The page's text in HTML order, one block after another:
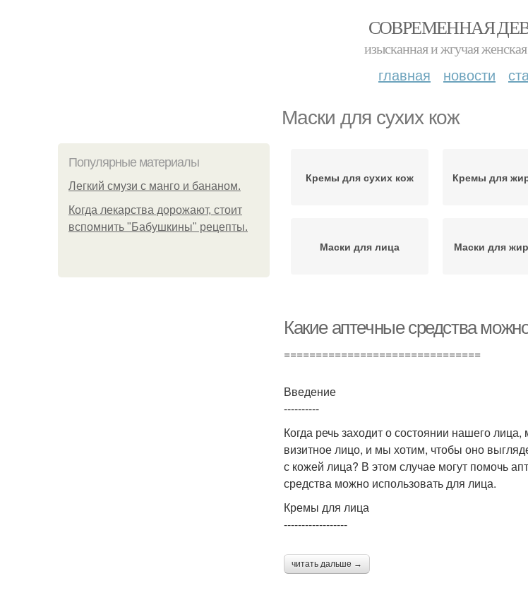
СОВРЕМЕННАЯ
изысканная и жгучая
главная новости
Маски для сухих кож
Популярные материалы
Легкий смузи с манго и бананом.
Когда лекарства дорожают, стоит
вспомнить "Бабушкины" рецепты.
Кремы для сухих кож Кремы для
Маски для лица Маски для
Какие аптечные средства
===============================
Введение
----------
Когда речь заходит о состоянии нашего
визитное лицо, и мы хотим, чтобы оно
с кожей лица? В этом случае могут помочь
средства можно использовать для лица.
Кремы для лица
------------------
читать дальше →